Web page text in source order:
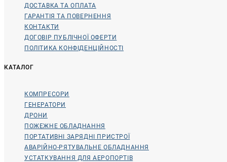
ДОСТАВКА ТА ОПЛАТА
ГАРАНТІЯ ТА ПОВЕРНЕННЯ
КОНТАКТИ
ДОГОВІР ПУБЛІЧНОЇ ОФЕРТИ
ПОЛІТИКА КОНФІДЕНЦІЙНОСТІ
КАТАЛОГ
КОМПРЕСОРИ
ГЕНЕРАТОРИ
ДРОНИ
ПОЖЕЖНЕ ОБЛАДНАННЯ
ПОРТАТИВНІ ЗАРЯДНІ ПРИСТРОЇ
АВАРІЙНО-РЯТУВАЛЬНЕ ОБЛАДНАННЯ
УСТАТКУВАННЯ ДЛЯ АЕРОПОРТІВ